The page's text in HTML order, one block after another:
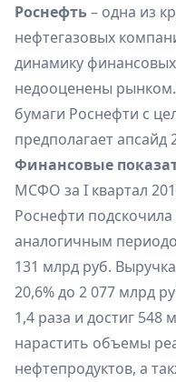
Роснефть– одна из
нефтегазовых
динамику
недооценены
бумаги Роснефти с
предполагает апсайд
Финансовые
МСФО за I квартал
Роснефти
аналогичным
131 млрд руб.
20,6% до 2 077 млрд
1,4 раза и достиг 548
нарастить объемы
нефтепродуктов, а